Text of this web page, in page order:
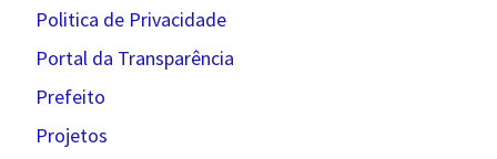
Politica de Privacidade
Portal da Transparência
Prefeito
Projetos